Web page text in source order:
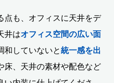
点も、オフィスに天井をデ
井はオフィス空間の広い面
和していないと統一感を出
床、天井の素材や配色など